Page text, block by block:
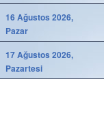
16 Ağustos 2026,
Pazar
17 Ağustos 2026,
Pazartesi